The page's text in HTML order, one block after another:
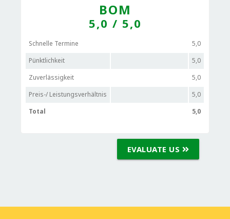
BOM
5,0 / 5,0
Schnelle Termine
5,0
Pünktlichkeit
5,0
Zuverlässigkeit
5,0
Preis-/ Leistungsverhältnis
5,0
Total
5,0
EVALUATE US